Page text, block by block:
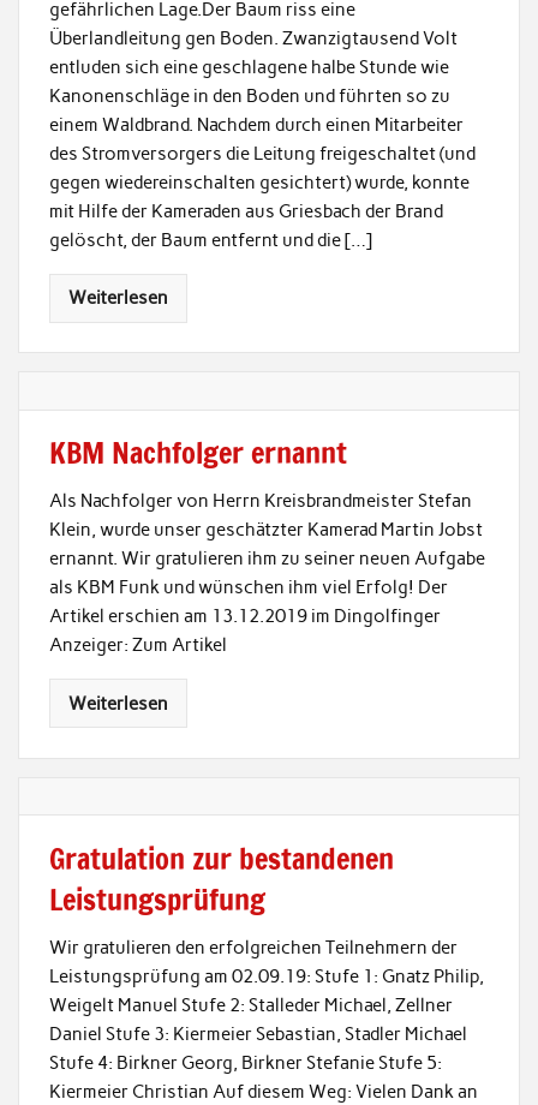
gefährlichen Lage.Der Baum riss eine
Überlandleitung gen Boden. Zwanzigtausend Volt
entluden sich eine geschlagene halbe Stunde wie
Kanonenschläge in den Boden und führten so zu
einem Waldbrand. Nachdem durch einen Mitarbeiter
des Stromversorgers die Leitung freigeschaltet (und
gegen wiedereinschalten gesichtert) wurde, konnte
mit Hilfe der Kameraden aus Griesbach der Brand
gelöscht, der Baum entfernt und die […]
Weiterlesen
KBM Nachfolger ernannt
Als Nachfolger von Herrn Kreisbrandmeister Stefan
Klein, wurde unser geschätzter Kamerad Martin Jobst
ernannt. Wir gratulieren ihm zu seiner neuen Aufgabe
als KBM Funk und wünschen ihm viel Erfolg! Der
Artikel erschien am 13.12.2019 im Dingolfinger
Anzeiger: Zum Artikel
Weiterlesen
Gratulation zur bestandenen
Leistungsprüfung
Wir gratulieren den erfolgreichen Teilnehmern der
Leistungsprüfung am 02.09.19: Stufe 1: Gnatz Philip,
Weigelt Manuel Stufe 2: Stalleder Michael, Zellner
Daniel Stufe 3: Kiermeier Sebastian, Stadler Michael
Stufe 4: Birkner Georg, Birkner Stefanie Stufe 5:
Kiermeier Christian Auf diesem Weg: Vielen Dank an